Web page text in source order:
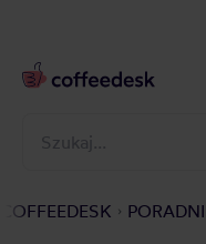
COFFEEDESK